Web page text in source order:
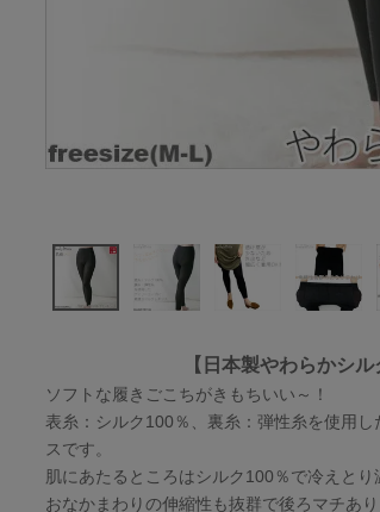
【日本製やわらかシ
ソフトな履きごこちがきもちいい～！
表糸：シルク100％、裏糸：弾性糸を使用
スです。
肌にあたるところはシルク100％で冷えと
おなかまわりの伸縮性も抜群で後ろマチあ